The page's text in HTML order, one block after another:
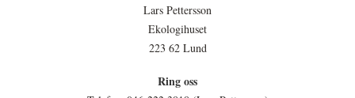
Lars Pettersson
Ekologihuset
223 62 Lund
Ring oss